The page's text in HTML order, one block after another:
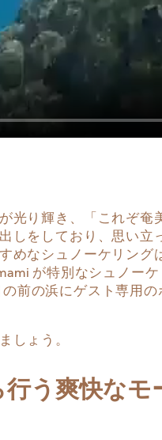
光り輝き、「これぞ
しをしており、思い
めなシュノーケリン
が特別なシュノー
前の浜にゲスト専用
しょう。
う爽快な